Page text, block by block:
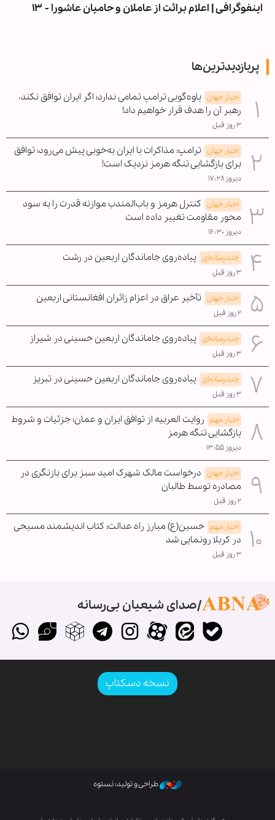
اینفوگرافی | اعلام برائت از عاملان و حامیان عاشورا - ۱۳
پربازدیدترین‌ها
اخبار جهان یاوه‌گویی ترامپ تمامی ندارد؛ اگر ایران توافق نکند،
رهبر آن را هدف قرار خواهیم داد!
۳ روز قبل
اخبار جهان ترامپ: مذاکرات با ایران به‌خوبی پیش می‌رود؛ توافق
برای بازگشایی تنگه هرمز نزدیک است!
دیروز ۱۷:۲۸
اخبار جهان کنترل هرمز و باب‌المندب موازنه قدرت را به سود
محور مقاومت تغییر داده است
دیروز ۱۶:۳۰
چندرسانه‌ای پیاده‌روی جاماندگان اربعین در رشت
۳ روز قبل
اخبار جهان تأخیر عراق در اعزام زائران افغانستانی اربعین
۲ روز قبل
چندرسانه‌ای پیاده‌روی جاماندگان اربعین حسینی در شیراز
۳ روز قبل
چندرسانه‌ای پیاده‌روی جاماندگان اربعین حسینی در تبریز
۳ روز قبل
اخبار مهم روایت العربیه از توافق ایران و عمان؛ جزئیات و شروط
بازگشایی تنگه هرمز
دیروز ۱۳:۵۵
اخبار جهان درخواست مالک شهرک امید سبز برای بازنگری در
مصادره توسط طالبان
۲ روز قبل
اخبار مهم حسین(ع) مبارز راه عدالت؛ کتاب اندیشمند مسیحی
در کربلا رونمایی شد
۳ روز قبل
صدای شیعیان بی‌رسانه
نسخه دسکتاپ
طراحی و تولید: نستوه